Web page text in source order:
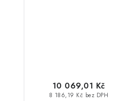
8 186,19 Kč bez DPH
10 069,01 Kč